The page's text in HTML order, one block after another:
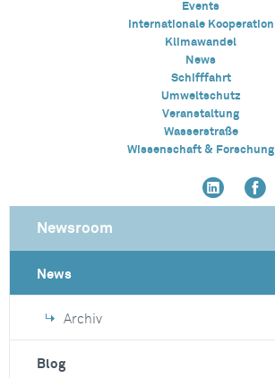
Events
Internationale Kooperation
Klimawandel
News
Schifffahrt
Umweltschutz
Veranstaltung
Wasserstraße
Wissenschaft & Forschung
Newsroom
News
Archiv
Blog